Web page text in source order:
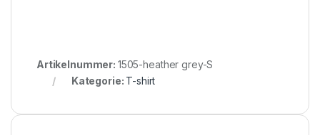
Artikelnummer: 1505-heather grey-S
Kategorie: T-shirt